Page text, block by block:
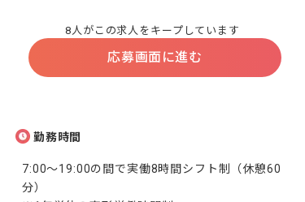
8人がこの求人をキープしています
応募画面に進む
勤務時間
7:00～19:00の間で実働8時間シフト制（休憩60
分）